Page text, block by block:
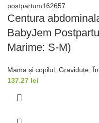
Centura
BabyJem
Marime: S-M)
Mama și copilul, Graviduțe,
137.27 lei